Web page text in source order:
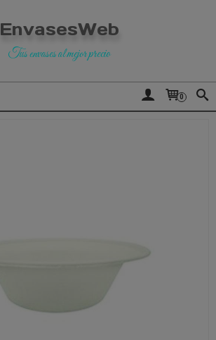
EnvasesWeb
Tus envases al mejor precio
0